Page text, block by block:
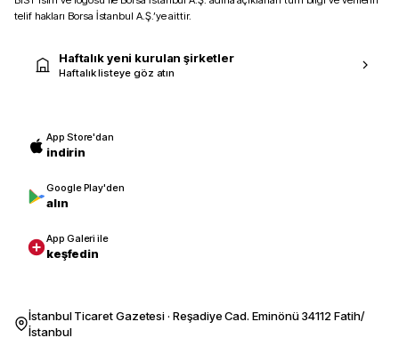
telif hakları Borsa İstanbul A.Ş.’ye aittir.
Haftalık yeni kurulan şirketler
Haftalık listeye göz atın
App Store'dan
indirin
Google Play'den
alın
App Galeri ile
keşfedin
İstanbul Ticaret Gazetesi · Reşadiye Cad. Eminönü 34112 Fatih/
İstanbul